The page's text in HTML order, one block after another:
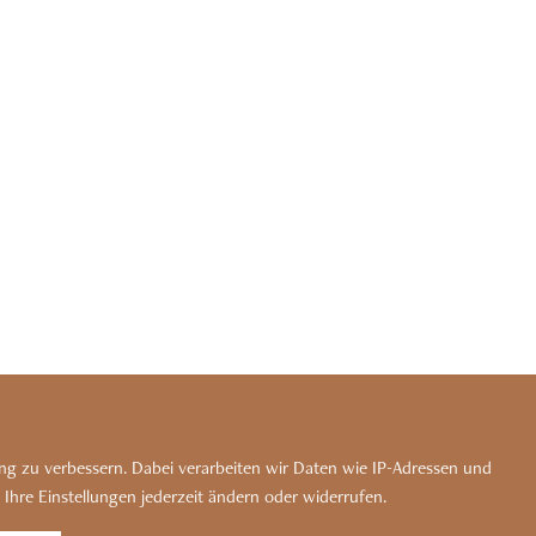
zu verbessern. Dabei verarbeiten wir Daten wie IP-Adressen und
Einstellungen jederzeit ändern oder widerrufen.
Kennen Sie unser Bergdorf?
Zu den Luxus-Chalets
INFOS PARTNER